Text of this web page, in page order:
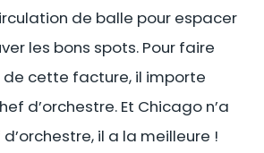
de balle pour espacer
les bons spots. Pour faire
de cette facture, il importe
d’orchestre. Et Chicago n’a
il a la meilleure !